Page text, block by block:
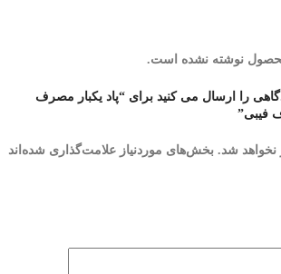
نوشته نشده است.
را ارسال می کنید برای “پاد یکبار مصرف
نخواهد شد. بخش‌های موردنیاز علامت‌گذاری شده‌اند